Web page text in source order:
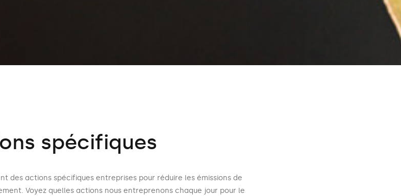
spécifiques
des actions spécifiques entreprises pour réduire les émissions de
Voyez quelles actions nous entreprenons chaque jour pour le